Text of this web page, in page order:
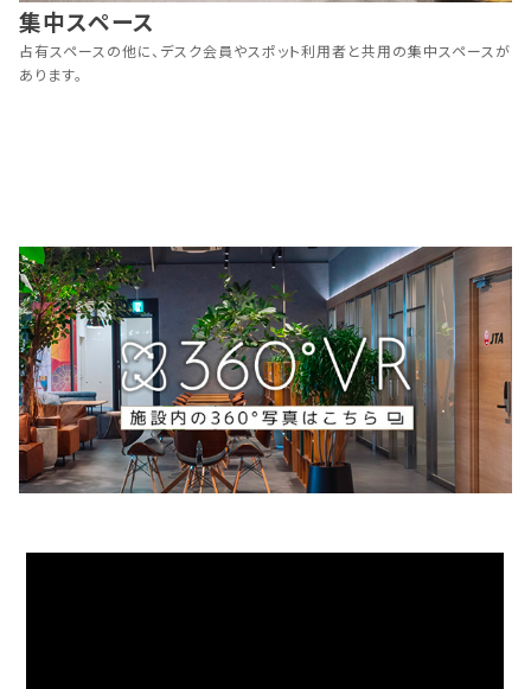
集中スペース
占有スペースの他に、デスク会員やスポット利用者と共用の集中スペースが
あります。